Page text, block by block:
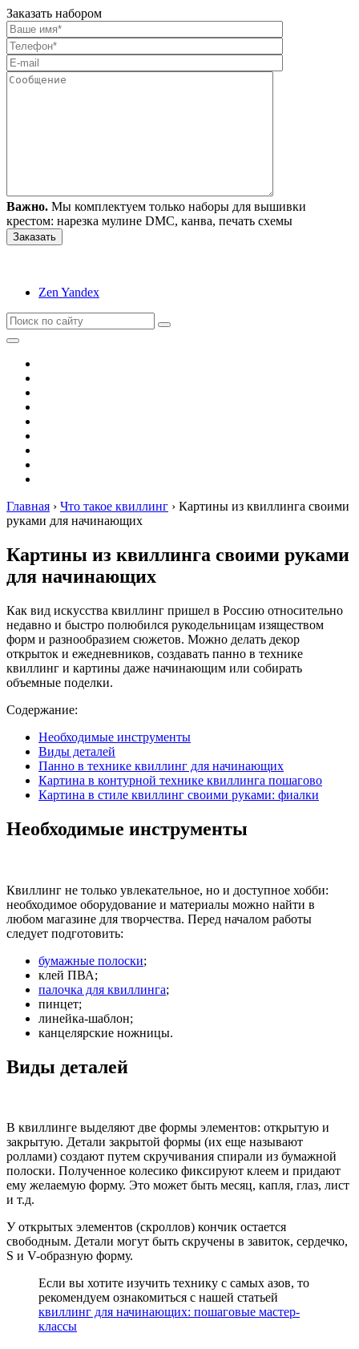
Заказать набором
Важно. Мы комплектуем только наборы для вышивки
крестом: нарезка мулине DMC, канва, печать схемы
Zen Yandex
Главная › Что такое квиллинг › Картины из квиллинга своими
руками для начинающих
Картины из квиллинга своими руками
для начинающих
Как вид искусства квиллинг пришел в Россию относительно
недавно и быстро полюбился рукодельницам изяществом
форм и разнообразием сюжетов. Можно делать декор
открыток и ежедневников, создавать панно в технике
квиллинг и картины даже начинающим или собирать
объемные поделки.
Содержание:
Необходимые инструменты
Виды деталей
Панно в технике квиллинг для начинающих
Картина в контурной технике квиллинга пошагово
Картина в стиле квиллинг своими руками: фиалки
Необходимые инструменты
Квиллинг не только увлекательное, но и доступное хобби:
необходимое оборудование и материалы можно найти в
любом магазине для творчества. Перед началом работы
следует подготовить:
бумажные полоски;
клей ПВА;
палочка для квиллинга;
пинцет;
линейка-шаблон;
канцелярские ножницы.
Виды деталей
В квиллинге выделяют две формы элементов: открытую и
закрытую. Детали закрытой формы (их еще называют
роллами) создают путем скручивания спирали из бумажной
полоски. Полученное колесико фиксируют клеем и придают
ему желаемую форму. Это может быть месяц, капля, глаз, лист
и т.д.
У открытых элементов (скроллов) кончик остается
свободным. Детали могут быть скручены в завиток, сердечко,
S и V-образную форму.
Если вы хотите изучить технику с самых азов, то
рекомендуем ознакомиться с нашей статьей
квиллинг для начинающих: пошаговые мастер-
классы